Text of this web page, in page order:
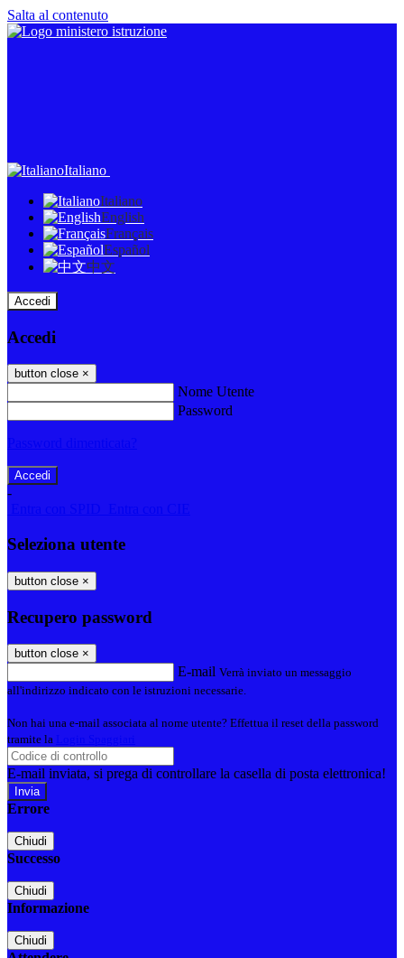
Salta al contenuto
Italiano
Italiano
English
Français
Español
中文
Accedi
Accedi
button close ×
Nome Utente
Password
-
Seleziona utente
button close ×
Recupero password
button close ×
E-mail Verrà inviato un messaggio
all'indirizzo indicato con le istruzioni necessarie.
Non hai una e-mail associata al nome utente? Effettua il reset della password
tramite la
E-mail inviata, si prega di controllare la casella di posta elettronica!
Errore
Chiudi
Successo
Chiudi
Informazione
Chiudi